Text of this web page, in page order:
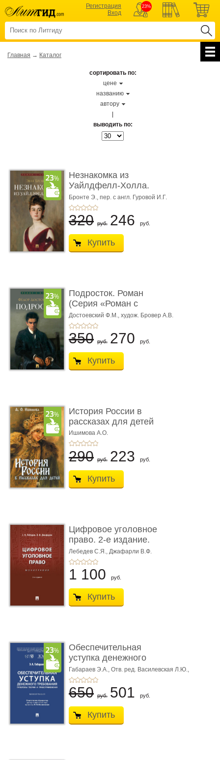
Регистрация
Вход
23%
Главная → Каталог
сортировать по:
цене
названию
автору
выводить по:
Незнакомка из
Уайлдфелл-Холла.
Роман (Серия «Р� ...
Бронте Э., пер. с англ. Гуровой И.Г.
320 руб. 246 руб.
Купить
Подросток. Роман
(Серия «Роман с
книгой»)
Достоевский Ф.М., худож. Бровер А.В.
350 руб. 270 руб.
Купить
История России в
рассказах для детей
Ишимова А.О.
290 руб. 223 руб.
Купить
Цифровое уголовное
право. 2-е издание.
Монограф ...
Лебедев С.Я., Джафарли В.Ф.
1 100 руб.
Купить
Обеспечительная
уступка денежного
требования ...
Габараев Э.А., Отв. ред. Василевская Л.Ю.,
вступ. сл. Каретина М.Г.
650 руб. 501 руб.
Купить